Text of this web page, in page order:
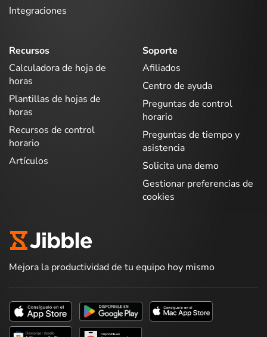
Integraciones
Recursos
Calculadora de hoja de
horas
Plantillas de hojas de
horas
Recursos de control
horario
Artículos
Soporte
Afiliados
Centro de ayuda
Preguntas de control
horario
Preguntas de tiempo y
asistencia
Solicita una demo
Gestionar preferencias de
cookies
Mejora la productividad de tu equipo hoy mismo